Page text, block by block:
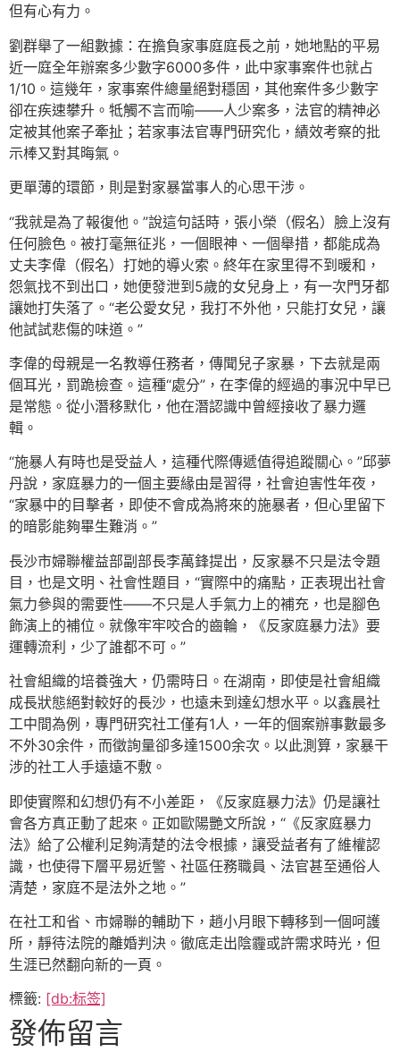
但有心有力。
劉群舉了一組數據：在擔負家事庭庭長之前，她地點的平易
近一庭全年辦案多少數字6000多件，此中家事案件也就占
1/10。這幾年，家事案件總量絕對穩固，其他案件多少數字
卻在疾速攀升。牴觸不言而喻——人少案多，法官的精神必
定被其他案子牽扯；若家事法官專門研究化，績效考察的批
示棒又對其晦氣。
更單薄的環節，則是對家暴當事人的心思干涉。
“我就是為了報復他。”說這句話時，張小榮（假名）臉上沒有
任何臉色。被打毫無征兆，一個眼神、一個舉措，都能成為
丈夫李偉（假名）打她的導火索。終年在家里得不到暖和，
怨氣找不到出口，她便發泄到5歲的女兒身上，有一次門牙都
讓她打失落了。“老公愛女兒，我打不外他，只能打女兒，讓
他試試悲傷的味道。”
李偉的母親是一名教導任務者，傳聞兒子家暴，下去就是兩
個耳光，罰跪檢查。這種“處分”，在李偉的經過的事況中早已
是常態。從小潛移默化，他在潛認識中曾經接收了暴力邏
輯。
“施暴人有時也是受益人，這種代際傳遞值得追蹤關心。”邱夢
丹說，家庭暴力的一個主要緣由是習得，社會迫害性年夜，
“家暴中的目擊者，即使不會成為將來的施暴者，但心里留下
的暗影能夠畢生難消。”
長沙市婦聯權益部副部長李萬鋒提出，反家暴不只是法令題
目，也是文明、社會性題目，“實際中的痛點，正表現出社會
氣力參與的需要性——不只是人手氣力上的補充，也是腳色
飾演上的補位。就像牢牢咬合的齒輪，《反家庭暴力法》要
運轉流利，少了誰都不可。”
社會組織的培養強大，仍需時日。在湖南，即使是社會組織
成長狀態絕對較好的長沙，也遠未到達幻想水平。以鑫晨社
工中間為例，專門研究社工僅有1人，一年的個案辦事數最多
不外30余件，而徵詢量卻多達1500余次。以此測算，家暴干
涉的社工人手遠遠不敷。
即使實際和幻想仍有不小差距，《反家庭暴力法》仍是讓社
會各方真正動了起來。正如歐陽艷文所說，“《反家庭暴力
法》給了公權利足夠清楚的法令根據，讓受益者有了維權認
識，也使得下層平易近警、社區任務職員、法官甚至通俗人
清楚，家庭不是法外之地。”
在社工和省、市婦聯的輔助下，趙小月眼下轉移到一個呵護
所，靜待法院的離婚判決。徹底走出陰霾或許需求時光，但
生涯已然翻向新的一頁。
標籤: [db:标签]
發佈留言